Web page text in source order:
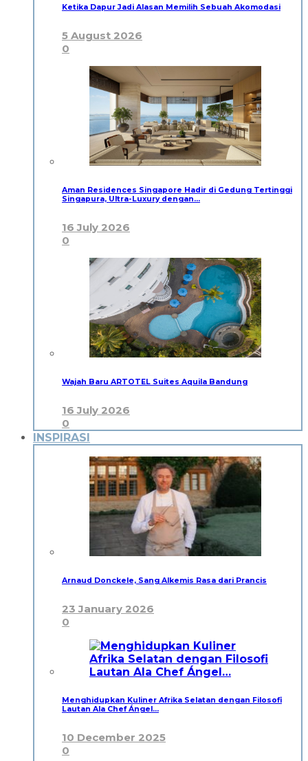
Ketika Dapur Jadi Alasan Memilih Sebuah Akomodasi
5 August 2026
0
Aman Residences Singapore Hadir di Gedung Tertinggi
Singapura, Ultra-Luxury dengan…
16 July 2026
0
Wajah Baru ARTOTEL Suites Aquila Bandung
16 July 2026
0
INSPIRASI
Arnaud Donckele, Sang Alkemis Rasa dari Prancis
23 January 2026
0
Menghidupkan Kuliner Afrika Selatan dengan Filosofi
Lautan Ala Chef Ángel…
10 December 2025
0